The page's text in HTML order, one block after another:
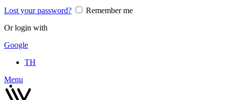
Lost your password?
Remember me
Or login with
Google
TH
Menu